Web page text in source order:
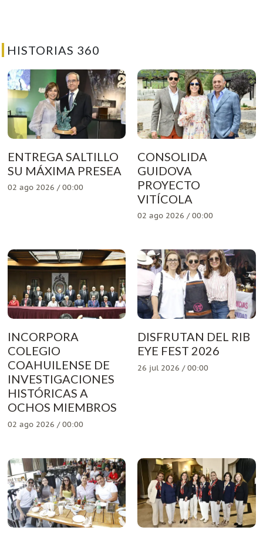
HISTORIAS 360
ENTREGA SALTILLO
SU MÁXIMA PRESEA
02 ago 2026 / 00:00
CONSOLIDA
GUIDOVA
PROYECTO
VITÍCOLA
02 ago 2026 / 00:00
INCORPORA
COLEGIO
COAHUILENSE DE
INVESTIGACIONES
HISTÓRICAS A
OCHOS MIEMBROS
02 ago 2026 / 00:00
DISFRUTAN DEL RIB
EYE FEST 2026
26 jul 2026 / 00:00